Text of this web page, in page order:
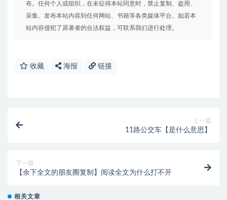
布。任何个人或组织，在未征得本站同意时，禁止复制、盗用、
采集、发布本站内容到任何网站、书籍等各类媒体平台。如若本
站内容侵犯了原著者的合法权益，可联系我们进行处理。
收藏 海报 链接
上一篇
11路公交车【是什么意思】
下一篇
【余下全文的朋友圈复制】阅读全文为什么打不开
相关文章